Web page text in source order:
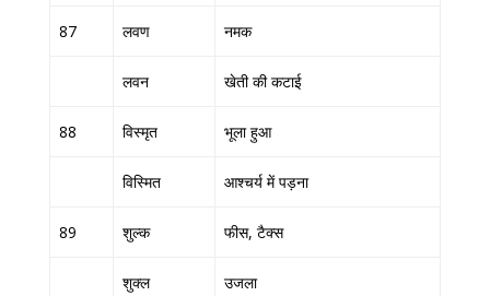
87 लवण नमक
लवन खेती की कटाई
88 विस्मृत भूला हुआ
विस्मित आश्चर्य में पड़ना
89 शुल्क फीस, टैक्स
शुक्ल उजला